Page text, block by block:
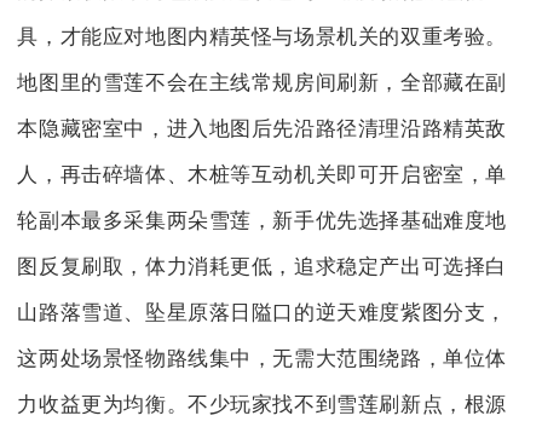
具，才能应对地图内精英怪与场景机关的双重考验。
地图里的雪莲不会在主线常规房间刷新，全部藏在副
本隐藏密室中，进入地图后先沿路径清理沿路精英敌
人，再击碎墙体、木桩等互动机关即可开启密室，单
轮副本最多采集两朵雪莲，新手优先选择基础难度地
图反复刷取，体力消耗更低，追求稳定产出可选择白
山路落雪道、坠星原落日隘口的逆天难度紫图分支，
这两处场景怪物路线集中，无需大范围绕路，单位体
力收益更为均衡。不少玩家找不到雪莲刷新点，根源